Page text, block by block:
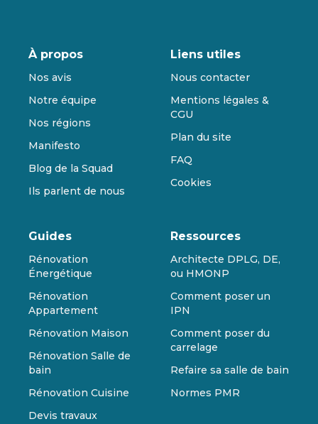
À propos
Nos avis
Notre équipe
Nos régions
Manifesto
Blog de la Squad
Ils parlent de nous
Liens utiles
Nous contacter
Mentions légales &
CGU
Plan du site
FAQ
Cookies
Guides
Rénovation
Énergétique
Rénovation
Appartement
Rénovation Maison
Rénovation Salle de
bain
Rénovation Cuisine
Devis travaux
Ressources
Architecte DPLG, DE,
ou HMONP
Comment poser un
IPN
Comment poser du
carrelage
Refaire sa salle de bain
Normes PMR